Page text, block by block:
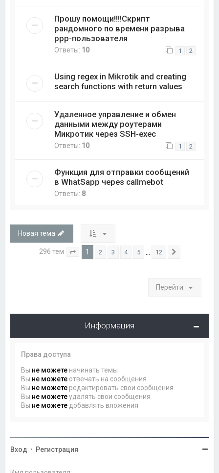
Прошу помощи!!!!Скрипт
рандомного по времени разрыва
ppp-пользователя
Ответы: 10 1 2
Using regex in Mikrotik and creating
search functions with return values
Удаленное управление и обмен
данными между роутерами
Микротик через SSH-exec
Ответы: 10 1 2
Функция для отправки сообщений
в WhatSapp через callmebot
Ответы: 8
Новая тема
296 тем Страница из 12
1 2 3 4 5 12
Перейти
Информация
Права доступа
Вы не можете начинать темы
Вы не можете отвечать на сообщения
Вы не можете редактировать свои сообщения
Вы не можетеудалять свои сообщения
Вы не можете добавлять вложения
Вход • Регистрация